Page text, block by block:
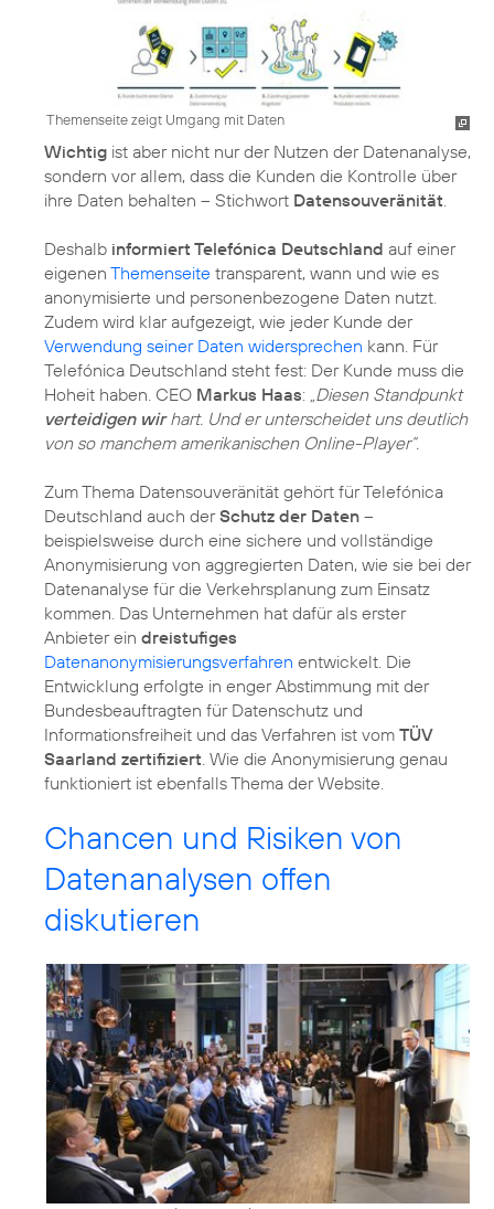
Themenseite zeigt Umgang mit Daten
Wichtig ist aber nicht nur der Nutzen der Datenanalyse,
sondern vor allem, dass die Kunden die Kontrolle über
ihre Daten behalten – Stichwort Datensouveränität.
Deshalb informiert Telefónica Deutschland auf einer
eigenen Themenseite transparent, wann und wie es
anonymisierte und personenbezogene Daten nutzt.
Zudem wird klar aufgezeigt, wie jeder Kunde der
Verwendung seiner Daten widersprechen kann. Für
Telefónica Deutschland steht fest: Der Kunde muss die
Hoheit haben. CEO Markus Haas: „Diesen Standpunkt
verteidigen wirhart. Und er unterscheidet uns deutlich
von so manchem amerikanischen Online-Player“.
Zum Thema Datensouveränität gehört für Telefónica
Deutschland auch derSchutz der Daten –
beispielsweise durch eine sichere und vollständige
Anonymisierung von aggregierten Daten, wie sie bei der
Datenanalyse für die Verkehrsplanung zum Einsatz
kommen. Das Unternehmen hat dafür als erster
Anbieter ein dreistufiges
Datenanonymisierungsverfahren entwickelt. Die
Entwicklung erfolgte in enger Abstimmung mit der
Bundesbeauftragten für Datenschutz und
Informationsfreiheit und das Verfahren ist vom TÜV
Saarland zertifiziert. Wie die Anonymisierung genau
funktioniert ist ebenfalls Thema der Website.
Chancen und Risiken von
Datenanalysen offen
diskutieren